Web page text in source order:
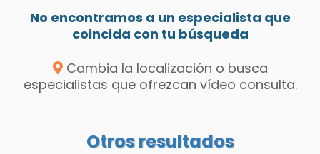
No encontramos a un especialista que
coincida con tu búsqueda
Cambia la localización o busca
especialistas que ofrezcan vídeo consulta.
Otros resultados